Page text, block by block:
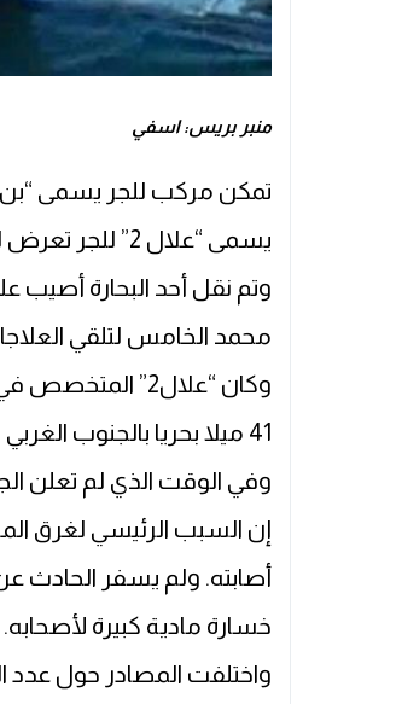
منبر بريس: اسفي
تمكن مركب للجر يسمى “بن
يسمى “علال 2” للجر تعرض للغرق، والعودة بهم ليلا إلى ميناء أسفي.
وتم نقل أحد البحارة
محمد الخامس لتلقي
وكان “علال2”
41 ميلا بحريا بالجنوب الغربي لساحل أسفي.
وفي الوقت الذي لم تعلن
إن السبب الرئيسي لغرق
أصابته. ولم يسفر الحادث
خسارة مادية كبيرة لأصحابه.
واختلفت المصادر حول عدد